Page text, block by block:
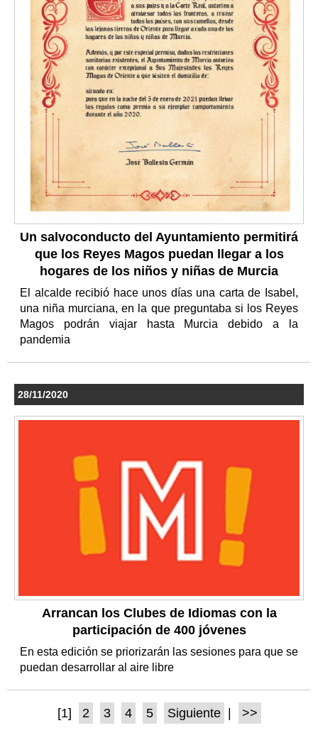
Un salvoconducto del Ayuntamiento permitirá
que los Reyes Magos puedan llegar a los
hogares de los niños y niñas de Murcia
El alcalde recibió hace unos días una carta de Isabel,
una niña murciana, en la que preguntaba si los Reyes
Magos podrán viajar hasta Murcia debido a la
pandemia
28/11/2020
Arrancan los Clubes de Idiomas con la
participación de 400 jóvenes
En esta edición se priorizarán las sesiones para que se
puedan desarrollar al aire libre
[1] 2 3 4 5 Siguiente | >>